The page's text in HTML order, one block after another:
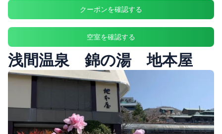
クーポンを確認する
空室を確認する
浅間温泉 錦の湯 地本屋